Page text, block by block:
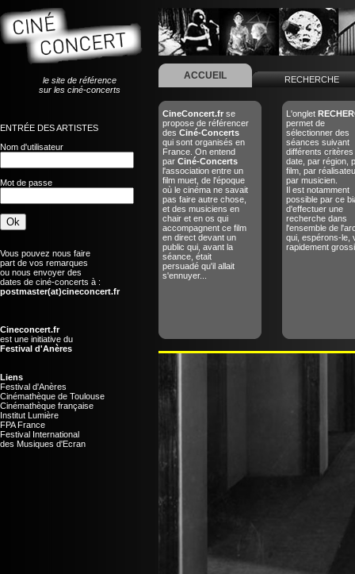
le site de référence
sur les ciné-concerts
ENTRÉE DES ARTISTES
Nom d'utilisateur
Mot de passe
Vous pouvez nous faire
part de vos remarques
ou nous envoyer des
dates de ciné-concerts à :
postmaster(at)cineconcert.fr
Cineconcert.fr
est une initiative du
Festival d'Anères
Liens
Festival d'Anères
Cinémathèque de Toulouse
Cinémathèque française
Institut Lumière
FPA France
Festival International
des Musiques d'Ecran
ACCUEIL RECHERCHE
CineConcert.fr se
propose de référencer
des Ciné-Concerts
qui sont organisés en
France. On entend
par Ciné-Concerts
l'association entre un
film muet, de l'époque
où le cinéma ne savait
pas faire autre chose,
et des musiciens en
chair et en os qui
accompagnent ce film
en direct devant un
public qui, avant la
séance, était
persuadé qu'il allait
s'ennuyer...
L'onglet
permet de
sélectionner des
séances suivant
différents critères
date, par région,
film, par
par musicien.
Il est notamment
possible par ce
d'effectuer une
recherche dans
l'ensemble de
qui, espérons-le,
rapidement